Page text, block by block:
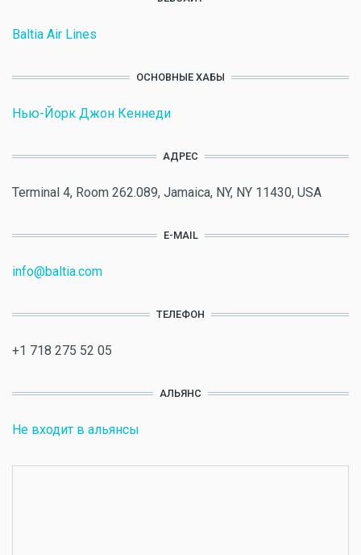
Baltia Air Lines
ОСНОВНЫЕ ХАБЫ
Нью-Йорк Джон Кеннеди
АДРЕС
Terminal 4, Room 262.089, Jamaica, NY, NY 11430, USA
E-MAIL
info@baltia.com
ТЕЛЕФОН
+1 718 275 52 05
АЛЬЯНС
Не входит в альянсы